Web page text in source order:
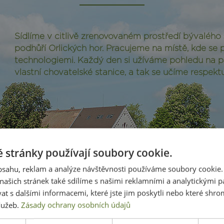
Sídlíme v citlivě zrenovovaném prostředí
podhůří Orlických hor. Pracujeme na místě, kde
technologiemi. Každý den si užíváme pohledu na
vlastní chovatelské stanice, a tak se učíme
stránky používají soubory cookie.
reklam a analýze návštěvnosti používáme soubory
stránek také sdílíme s našimi reklamními a analytickými
s dalšími informacemi, které jste jim poskytli nebo které
Zásady ochrany osobních údajů